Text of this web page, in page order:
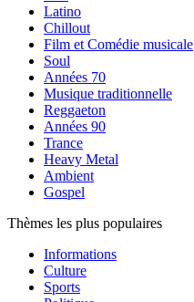
Latino
Chillout
Film et Comédie musicale
Soul
Années 70
Musique traditionnelle
Reggaeton
Années 90
Trance
Heavy Metal
Ambient
Gospel
Thèmes les plus populaires
Informations
Culture
Sports